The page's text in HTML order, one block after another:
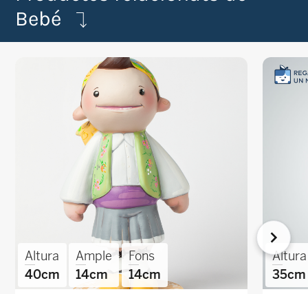
Bebé
Altura
40cm
Ample
14cm
Fons
14cm
Altura
35cm